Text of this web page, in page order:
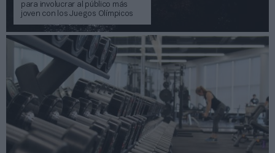
para involucrar al público más
joven con los Juegos Olímpicos